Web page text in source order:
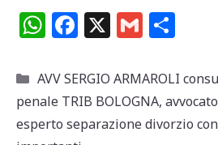
W
at
s
A
F
c
e
b
X G
ai
l
n
di
vi
Categorie
AVV SERGIO ARMAROLI
penale TRIB BOLOGNA,
esperto separazione divorzio